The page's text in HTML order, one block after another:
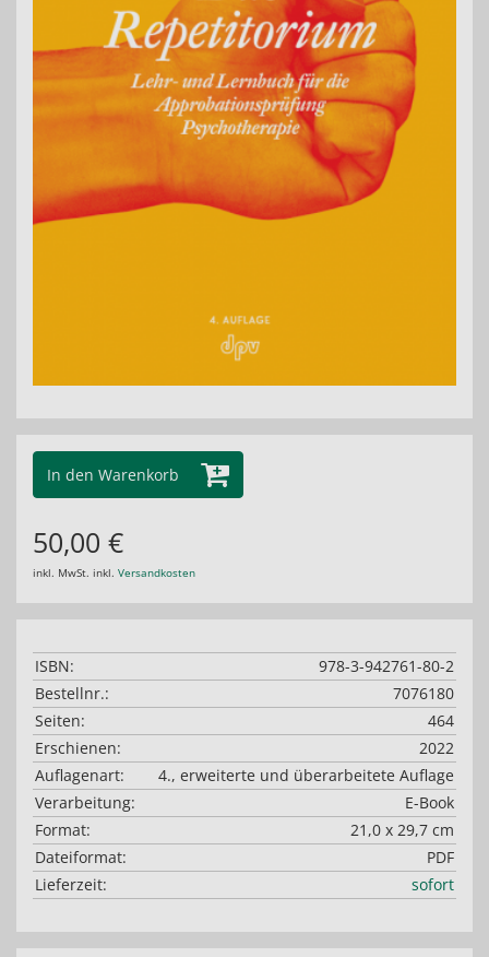
In den Warenkorb
50,00 €
inkl. MwSt. inkl. Versandkosten
ISBN:
978-3-942761-80-2
Bestellnr.:
7076180
Seiten:
464
Erschienen:
2022
Auflagenart:
4., erweiterte und überarbeitete Auflage
Verarbeitung:
E-Book
Format:
21,0 x 29,7 cm
Dateiformat:
PDF
Lieferzeit:
sofort